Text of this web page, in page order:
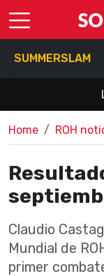
SUMMERSLAM
Home ROH
Claudio
Mundial de
primer